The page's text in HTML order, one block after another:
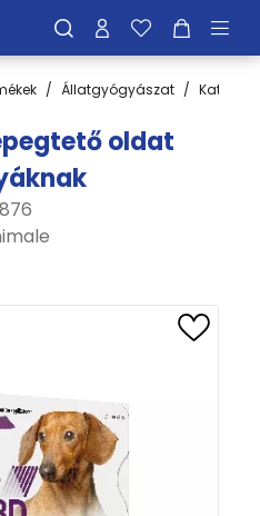
Állatgyógyászat
oldat